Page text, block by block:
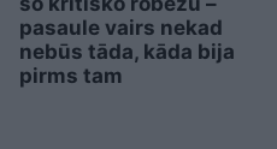
pasaule vairs nekad
nebūs tāda, kāda bija
pirms tam